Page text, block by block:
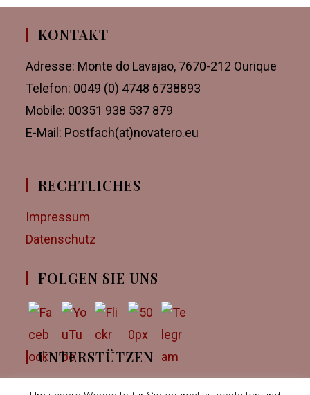
KONTAKT
Adresse: Monte do Lavajao, 7670-212 Ourique
Telefon: 0049 (0) 4748 6738893
Mobile: 00351 938 537 879
E-Mail: Postfach(at)novatero.eu
RECHTLICHES
Impressum
Datenschutz
FOLGEN SIE UNS
UNTERSTÜTZEN
Über eine Unterstützung würden wir uns sehr